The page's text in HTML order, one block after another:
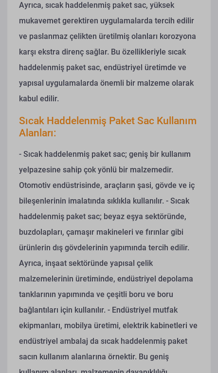
Ayrıca, sıcak haddelenmiş paket sac, yüksek
mukavemet gerektiren uygulamalarda tercih edilir
ve paslanmaz çelikten üretilmiş olanları korozyona
karşı ekstra direnç sağlar. Bu özellikleriyle sıcak
haddelenmiş paket sac, endüstriyel üretimde ve
yapısal uygulamalarda önemli bir malzeme olarak
kabul edilir.
Sıcak Haddelenmiş Paket Sac Kullanım
Alanları:
- Sıcak haddelenmiş paket sac; geniş bir kullanım
yelpazesine sahip çok yönlü bir malzemedir.
Otomotiv endüstrisinde, araçların şasi, gövde ve iç
bileşenlerinin imalatında sıklıkla kullanılır. - Sıcak
haddelenmiş paket sac; beyaz eşya sektöründe,
buzdolapları, çamaşır makineleri ve fırınlar gibi
ürünlerin dış gövdelerinin yapımında tercih edilir.
Ayrıca, inşaat sektöründe yapısal çelik
malzemelerinin üretiminde, endüstriyel depolama
tanklarının yapımında ve çeşitli boru ve boru
bağlantıları için kullanılır. - Endüstriyel mutfak
ekipmanları, mobilya üretimi, elektrik kabinetleri ve
endüstriyel ambalaj da sıcak haddelenmiş paket
sacın kullanım alanlarına örnektir. Bu geniş